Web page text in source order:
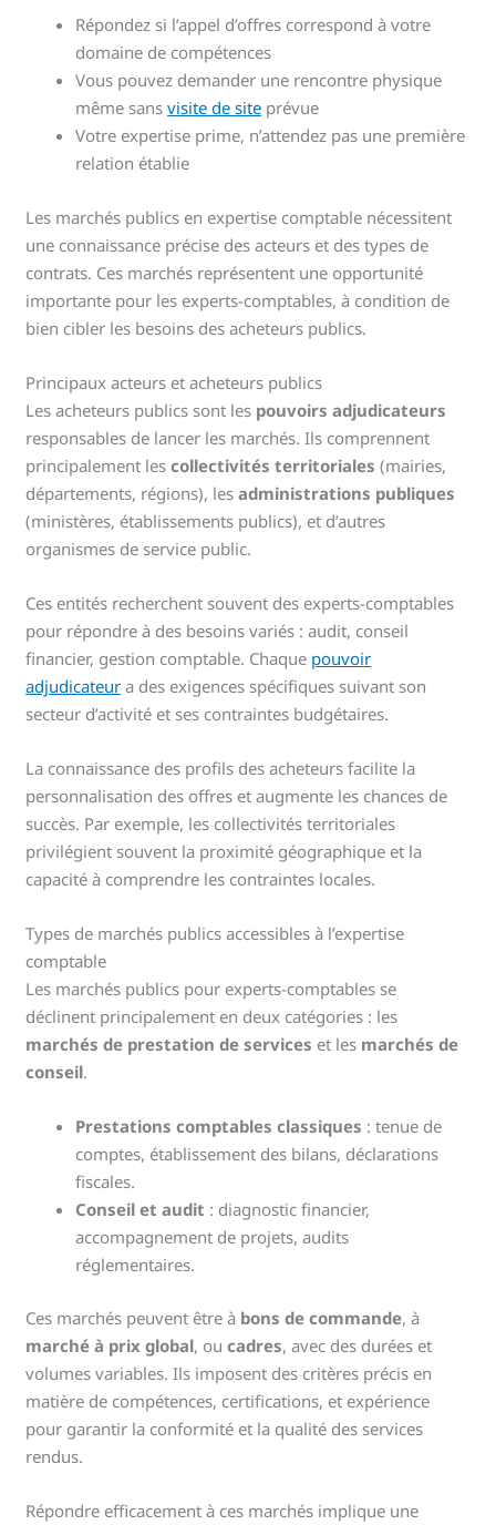
Répondez si l’appel d’offres correspond à votre
domaine de compétences
Vous pouvez demander une rencontre physique
même sansvisite de site prévue
Votre expertise prime, n’attendez pas une première
relation établie
Les marchés publics en expertise comptable nécessitent
une connaissance précise des acteurs et des types de
contrats. Ces marchés représentent une opportunité
importante pour les experts-comptables, à condition de
bien cibler les besoins des acheteurs publics.
Principaux acteurs et acheteurs publics
Les acheteurs publics sont les pouvoirs adjudicateurs
responsables de lancer les marchés. Ils comprennent
principalement lescollectivités territoriales (mairies,
départements, régions), lesadministrations publiques
(ministères, établissements publics), et d’autres
organismes de service public.
Ces entités recherchent souvent des experts-comptables
pour répondre à des besoins variés : audit, conseil
financier, gestion comptable. Chaque pouvoir
adjudicateur a des exigences spécifiques suivant son
secteur d’activité et ses contraintes budgétaires.
La connaissance des profils des acheteurs facilite la
personnalisation des offres et augmente les chances de
succès. Par exemple, les collectivités territoriales
privilégient souvent la proximité géographique et la
capacité à comprendre les contraintes locales.
Types de marchés publics accessibles à l’expertise
comptable
Les marchés publics pour experts-comptables se
déclinent principalement en deux catégories : les
marchés de prestation de services et les marchés de
conseil.
Prestations comptables classiques : tenue de
comptes, établissement des bilans, déclarations
fiscales.
Conseil et audit : diagnostic financier,
accompagnement de projets, audits
réglementaires.
Ces marchés peuvent être à bons de commande, à
marché à prix global, oucadres, avec des durées et
volumes variables. Ils imposent des critères précis en
matière de compétences, certifications, et expérience
pour garantir la conformité et la qualité des services
rendus.
Répondre efficacement à ces marchés implique une